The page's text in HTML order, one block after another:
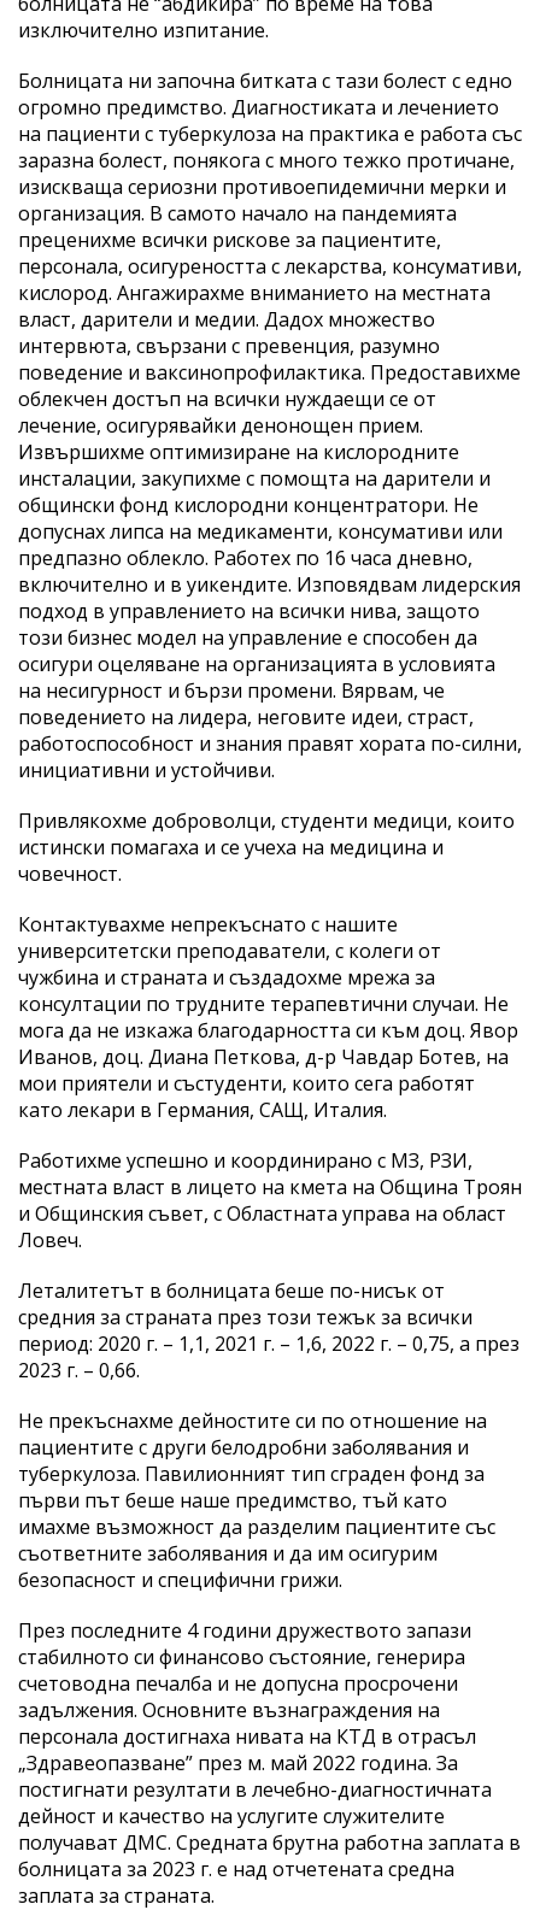
изключително изпитание.
Болницата ни започна битката с тази болест с едно
огромно предимство. Диагностиката и лечението
на пациенти с туберкулоза на практика е работа със
заразна болест, понякога с много тежко протичане,
изискваща сериозни противоепидемични мерки и
организация. В самото начало на пандемията
преценихме всички рискове за пациентите,
персонала, осигуреността с лекарства, консумативи,
кислород. Ангажирахме вниманието на местната
власт, дарители и медии. Дадох множество
интервюта, свързани с превенция, разумно
поведение и ваксинопрофилактика. Предоставихме
облекчен достъп на всички нуждаещи се от
лечение, осигурявайки денонощен прием.
Извършихме оптимизиране на кислородните
инсталации, закупихме с помощта на дарители и
общински фонд кислородни концентратори. Не
допуснах липса на медикаменти, консумативи или
предпазно облекло. Работех по 16 часа дневно,
включително и в уикендите. Изповядвам лидерския
подход в управлението на всички нива, защото
този бизнес модел на управление е способен да
осигури оцеляване на организацията в условията
на несигурност и бързи промени. Вярвам, че
поведението на лидера, неговите идеи, страст,
работоспособност и знания правят хората по-силни,
инициативни и устойчиви.
Привлякохме доброволци, студенти медици, които
истински помагаха и се учеха на медицина и
човечност.
Контактувахме непрекъснато с нашите
университетски преподаватели, с колеги от
чужбина и страната и създадохме мрежа за
консултации по трудните терапевтични случаи. Не
мога да не изкажа благодарността си към доц. Явор
Иванов, доц. Диана Петкова, д-р Чавдар Ботев, на
мои приятели и състуденти, които сега работят
като лекари в Германия, САЩ, Италия.
Работихме успешно и координирано с МЗ, РЗИ,
местната власт в лицето на кмета на Община Троян
и Общинския съвет, с Областната управа на област
Ловеч.
Леталитетът в болницата беше по-нисък от
средния за страната през този тежък за всички
период: 2020 г. – 1,1, 2021 г. – 1,6, 2022 г. – 0,75, а през
2023 г. – 0,66.
Не прекъснахме дейностите си по отношение на
пациентите с други белодробни заболявания и
туберкулоза. Павилионният тип сграден фонд за
първи път беше наше предимство, тъй като
имахме възможност да разделим пациентите със
съответните заболявания и да им осигурим
безопасност и специфични грижи.
През последните 4 години дружеството запази
стабилното си финансово състояние, генерира
счетоводна печалба и не допусна просрочени
задължения. Основните възнаграждения на
персонала достигнаха нивата на КТД в отрасъл
„Здравеопазване” през м. май 2022 година. За
постигнати резултати в лечебно-диагностичната
дейност и качество на услугите служителите
получават ДМС. Средната брутна работна заплата в
болницата за 2023 г. е над отчетената средна
заплата за страната.